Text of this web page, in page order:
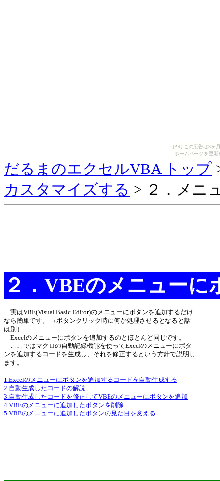
[PR] この広告は3ヶ
ホームページを更
だるまのエクセルVBA トップ
カスタマイズする > ２．メニ
２．VBEのメニュー
実はVBE(Visual Basic Editor)のメニューにボタンを追加するだけ
なら簡単です。 （ボタンクリック時に何か処理させるとなると話
は別）
Excelのメニューにボタンを追加するのとほとんど同じです。
ここではマクロの自動記録機能を使ってExcelのメニューにボタ
ンを追加するコードを生成し、それを修正するという方針で説明し
ます。
1.Excelのメニューにボタンを追加するコードを自動生成する
2.自動生成したコードの解説
3.自動生成したコードを修正してVBEのメニューにボタンを追加
4.VBEのメニューに追加したボタンを削除
5.VBEのメニューに追加したボタンの見た目を変える